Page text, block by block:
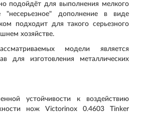
подойдёт для выполнения мелкого
"несерьезное" дополнение в виде
подходит для такого серьезного
хозяйстве.
модели является
для изготовления металлических
устойчивости к воздействию
нож Victorinox 0.4603 Tinker